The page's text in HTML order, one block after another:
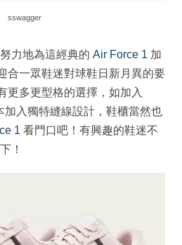
sswagger
力地為這經典的 Air Force 1 加
合一眾鞋迷對球鞋日新月異的要
更多更型格的選擇，如加入
加入獨特縫線設計，鞋櫃當然也
1 看門口吧！有興趣的鞋迷不
！